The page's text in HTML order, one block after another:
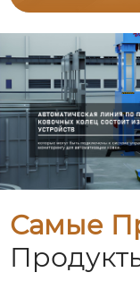
Самые